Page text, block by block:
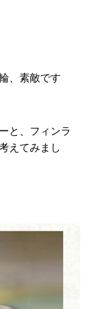
、素敵です
と、 フィンラ
えてみまし